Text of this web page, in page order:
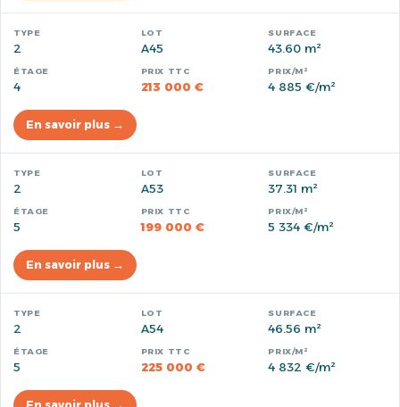
2 A45 43.60 m²
4 213 000 € 4 885 €/m²
En savoir plus →
2 A53 37.31 m²
5 199 000 € 5 334 €/m²
En savoir plus →
2 A54 46.56 m²
5 225 000 € 4 832 €/m²